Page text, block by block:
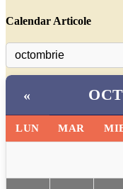
Calendar Articole
«
LUN MAR